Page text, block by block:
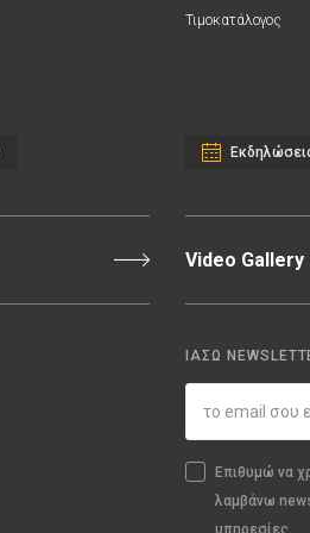
Τιμοκατάλογος
Video Gallery
ΙΑΣΩ
Επιθυμώ να
λαμβάνω
υπηρεσίες.